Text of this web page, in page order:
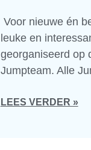
Voor nieuwe én
leuke en
georganiseerd op
Jumpteam. Alle
LEES VERDER »